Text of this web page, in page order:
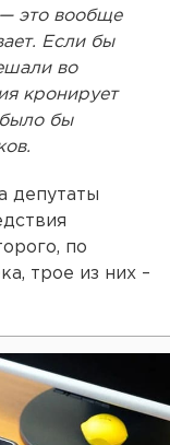
это вообще
Если бы
во
кронирует
бы
депутаты
по
трое из них –